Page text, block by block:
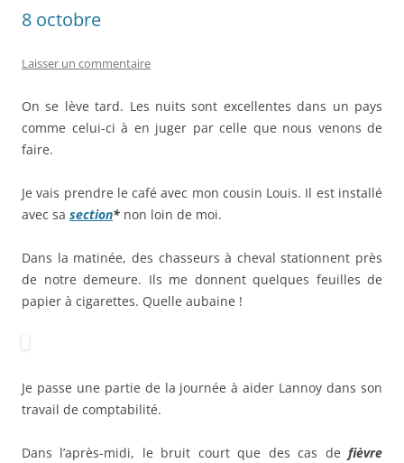
8 octobre
Laisser un commentaire
On se lève tard. Les nuits sont excellentes dans un pays
comme celui-ci à en juger par celle que nous venons de
faire.
Je vais prendre le café avec mon cousin Louis. Il est installé
avec sa section* non loin de moi.
Dans la matinée, des chasseurs à cheval stationnent près
de notre demeure. Ils me donnent quelques feuilles de
papier à cigarettes. Quelle aubaine !
Je passe une partie de la journée à aider Lannoy dans son
travail de comptabilité.
Dans l’après-midi, le bruit court que des cas de fièvre